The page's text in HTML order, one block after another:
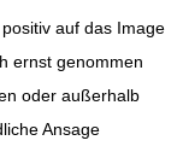
auf das Image
ernst genommen
oder außerhalb
Ansage